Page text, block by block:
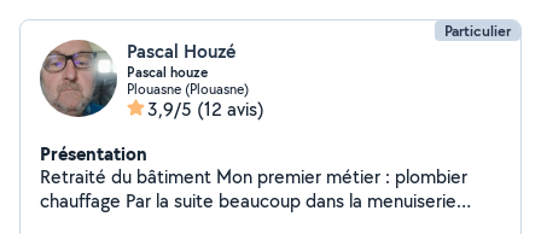
Particulier
Pascal Houzé
Pascal houze
Plouasne (Plouasne)
3,9/5 (12 avis)
Présentation
Retraité du bâtiment Mon premier métier : plombier
chauffage Par la suite beaucoup dans la menuiserie